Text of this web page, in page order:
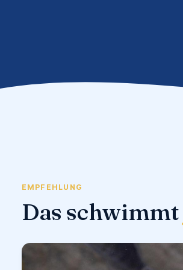
EMPFEHLUNG
Das schwimmt